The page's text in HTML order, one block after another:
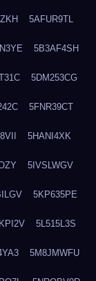
5AFUR9TL
5B3AF4SH
5DM253CG
5FNR39CT
5HANI4XK
5IVSLWGV
5KP635PE
5L515L3S
5M8JMWFU